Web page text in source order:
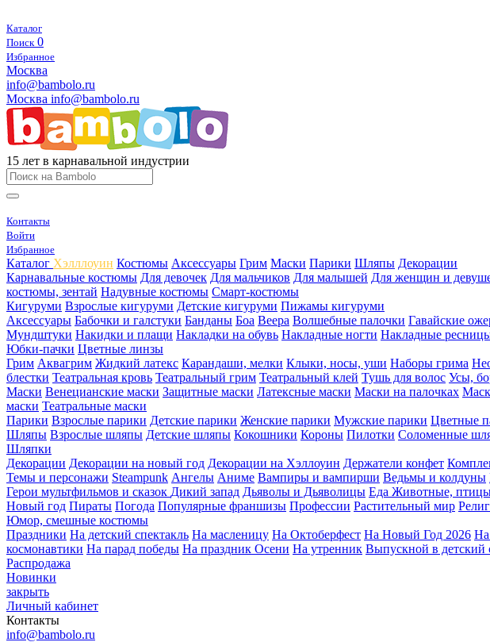
Каталог
Поиск 0
Избранное
Москва
info@bambolo.ru
Москва info@bambolo.ru
15 лет в карнавальной индустрии
Контакты
Войти
Избранное
Каталог Хэлллоуин Костюмы Аксессуары Грим Маски Парики Шляпы Декорации
Карнавальные костюмы Для девочек Для мальчиков Для малышей Для женщин и
костюмы, зентай Надувные костюмы Смарт-костюмы
Кигуруми Взрослые кигуруми Детские кигуруми Пижамы кигуруми
Аксессуары Бабочки и галстуки Банданы Боа Веера Волшебные палочки Гавайские
Мундштуки Накидки и плащи Накладки на обувь Накладные ногти Накладные
Юбки-пачки Цветные линзы
Грим Аквагрим Жидкий латекс Карандаши, мелки Клыки, носы, уши Наборы грима
блестки Театральная кровь Театральный грим Театральный клей Тушь для волос Усы,
Маски Венецианские маски Защитные маски Латексные маски Маски на палочках
маски Театральные маски
Парики Взрослые парики Детские парики Женские парики Мужские парики Цветные
Шляпы Взрослые шляпы Детские шляпы Кокошники Короны Пилотки Соломенные
Шляпки
Декорации Декорации на новый год Декорации на Хэллоуин Держатели конфет
Темы и персонажи Steampunk Ангелы Аниме Вампиры и вампирши Ведьмы и колдуны
Герои мультфильмов и сказок Дикий запад Дьяволы и Дьяволицы Еда Животные,
Новый год Пираты Погода Популярные франшизы Профессии Растительный мир
Юмор, смешные костюмы
Праздники На детский спектакль На масленицу На Октоберфест На Новый Год 2026 На
космонавтики На парад победы На праздник Осени На утренник Выпускной в детский
Распродажа
Новинки
закрыть
Личный кабинет
Контакты
info@bambolo.ru